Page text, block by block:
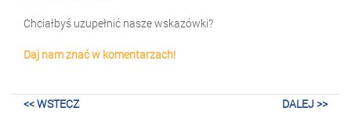
Chciałbyś uzupełnić nasze wskazówki?
Daj nam znać w komentarzach!
<< WSTECZ DALEJ >>